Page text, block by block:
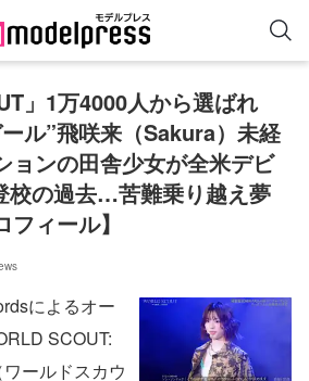
」1万4000人から選ばれ
ル”飛咲来（Sakura）未経
ョンの田舎少女が全米デビ
校の過去…苦難乗り越え夢
ィール】
によるオー
SCOUT:
ールドスカウ